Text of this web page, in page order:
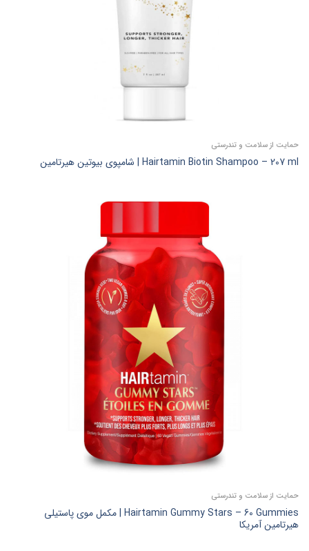
حمایت از سلامت و تندرستی
Hairtamin Biotin Shampoo – 207 ml | شامپوی بیوتین هیرتامین
حمایت از سلامت و تندرستی
Hairtamin Gummy Stars – 60 Gummies | مکمل موی پاستیلی
هیرتامین آمریکا